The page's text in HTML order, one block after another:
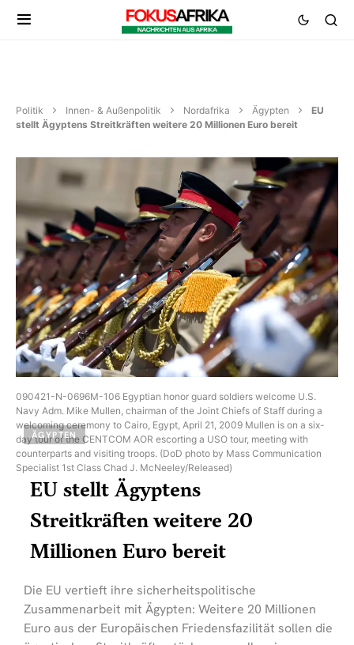
Politik Innen- & Außenpolitik Nordafrika Ägypten
EU
stellt Ägyptens Streitkräften weitere 20 Millionen Euro bereit
090421-N-0696M-106 Egyptian honor guard soldiers welcome U.S.
Navy Adm. Mike Mullen, chairman of the Joint Chiefs of Staff during a
welcoming ceremony to Cairo, Egypt, April 21, 2009 Mullen is on a six-
day tour of the CENTCOM AOR escorting a USO tour, meeting with
counterparts and visiting troops. (DoD photo by Mass Communication
Specialist 1st Class Chad J. McNeeley/Released)
ÄGYPTEN
EU stellt Ägyptens
Streitkräften weitere 20
Millionen Euro bereit
Die EU vertieft ihre sicherheitspolitische
Zusammenarbeit mit Ägypten: Weitere 20 Millionen
Euro aus der Europäischen Friedensfazilität sollen die